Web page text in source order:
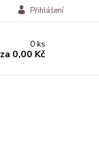
Přihlášení
0ks
za 0,00 Kč